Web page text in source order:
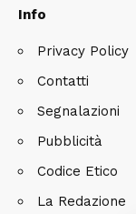
Info
Privacy Policy
Contatti
Segnalazioni
Pubblicità
Codice Etico
La Redazione